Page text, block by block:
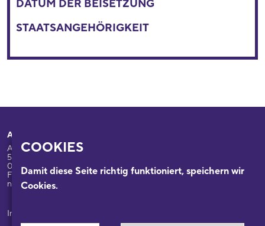
COOKIES
Damit diese Seite richtig funktioniert, speichern wir
Cookies.
DATUM DER BEISETZUNG
STAATSANGEHÖRIGKEIT
Adresse
Appellhofplatz 23-25
50667 Köln
0221/221-26332
Führungen: 0221/2212-6331
nsdok@stadt-koeln.de
Impressum / Datenschutz
Programm